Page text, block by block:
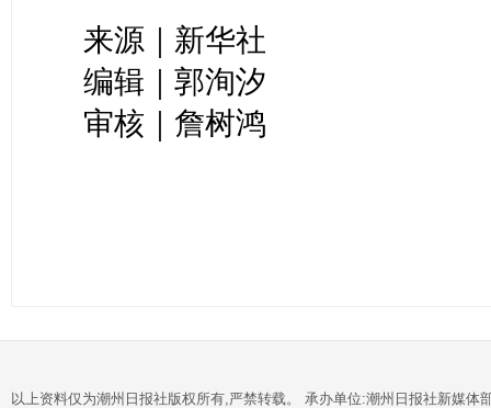
来源｜新华社
编辑｜郭洵汐
审核｜詹树鸿
以上资料仅为潮州日报社版权所有,严禁转载。 承办单位:潮州日报社新媒体